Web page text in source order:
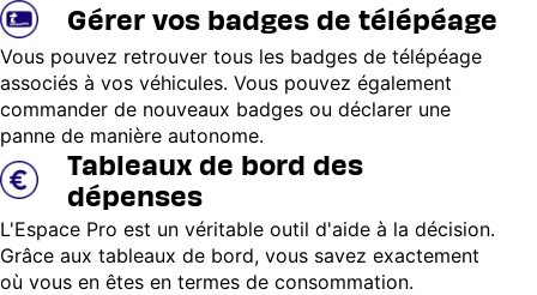
Gérer vos badges de télépéage
Vous pouvez retrouver tous les badges de télépéage
associés à vos véhicules. Vous pouvez également
commander de nouveaux badges ou déclarer une
panne de manière autonome.
Tableaux de bord des
dépenses
L'Espace Pro est un véritable outil d'aide à la décision.
Grâce aux tableaux de bord, vous savez exactement
où vous en êtes en termes de consommation.